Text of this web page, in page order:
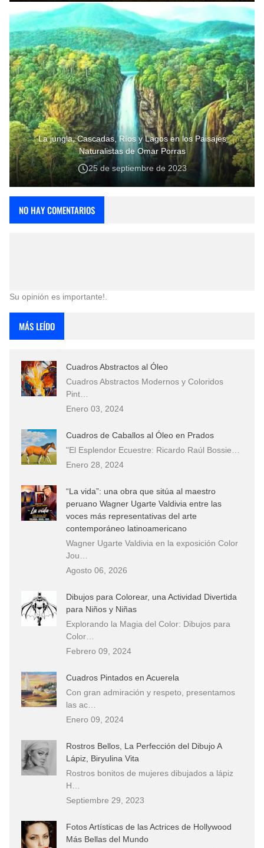
La jungla, Cascadas, Ríos y Lagos en los Paisajes
Naturalistas de Omar Porras
25 de septiembre de 2023
NO HAY COMENTARIOS
Su opinión es importante!.
MÁS LEÍDO
Cuadros Abstractos al Óleo
Cuadros Abstractos Modernos y Coloridos
Pint…
Enero 03, 2024
Cuadros de Caballos al Óleo en Prados
"El Esplendor Ecuestre: Ricardo Raúl Bossie…
Enero 28, 2024
“La vida”: una obra que sitúa al maestro
peruano Wagner Ugarte Valdivia entre las
voces más representativas del arte
contemporáneo latinoamericano
Wagner Ugarte Valdivia en la exposición Color
Jou…
Agosto 06, 2026
Dibujos para Colorear, una Actividad Divertida
para Niños y Niñas
Explorando la Magia del Color: Dibujos para
Color…
Febrero 09, 2024
Cuadros Pintados en Acuerela
Con gran admiración y respeto, presentamos
las ac…
Enero 09, 2024
Rostros Bellos, La Perfección del Dibujo A
Lápiz, Biryulina Vita
Rostros bonitos de mujeres dibujados a lápiz
H…
Septiembre 29, 2023
Fotos Artísticas de las Actrices de Hollywood
Más Bellas del Mundo